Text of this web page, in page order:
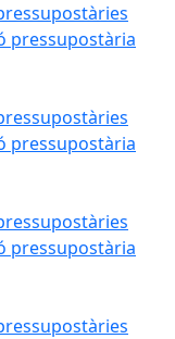
pressupostària
pressupostària
pressupostària